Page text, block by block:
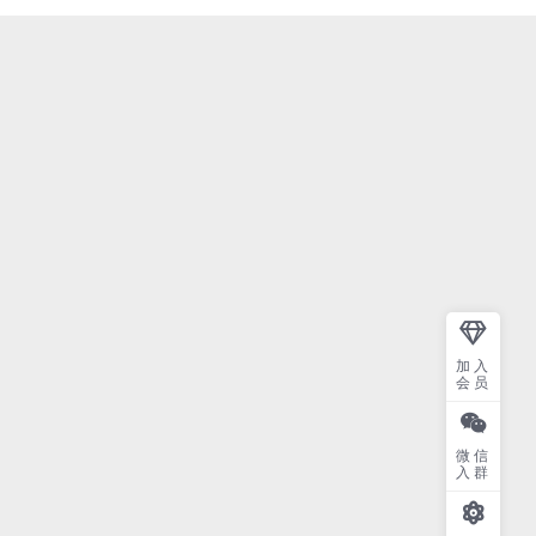
加入
会员
微信
入群